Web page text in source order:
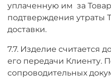
уплаченную им за
подтверждения утраты
доставки.
7.7. Изделие считается
его передачи Клиенту.
сопроводительных